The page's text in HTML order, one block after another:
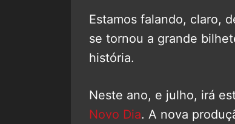
Estamos falando, claro,
se tornou a grande
história.
Neste ano, e julho, irá
Novo Dia. A nova